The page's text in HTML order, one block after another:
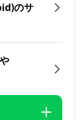
のサ